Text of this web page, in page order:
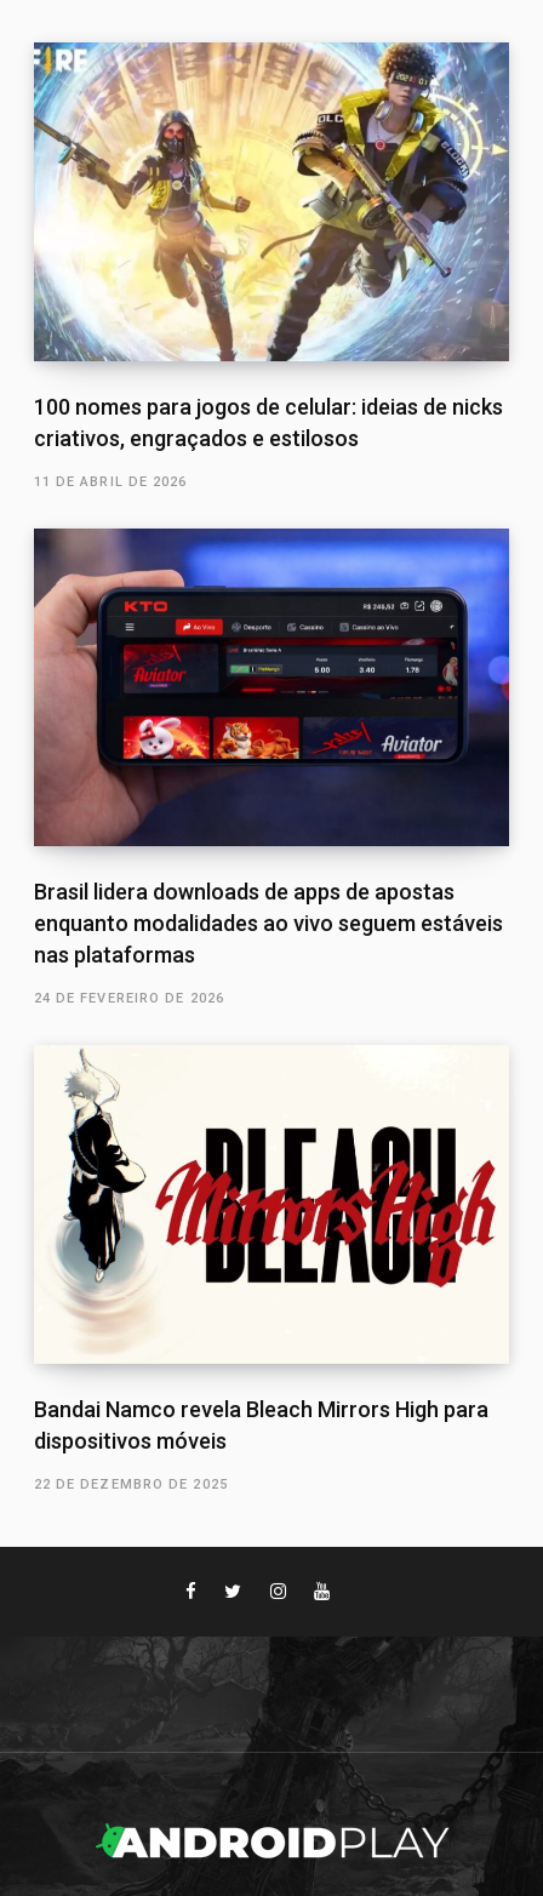
100 nomes para jogos de celular: ideias de nicks
criativos, engraçados e estilosos
11 DE ABRIL DE 2026
Brasil lidera downloads de apps de apostas
enquanto modalidades ao vivo seguem estáveis
nas plataformas
24 DE FEVEREIRO DE 2026
Bandai Namco revela Bleach Mirrors High para
dispositivos móveis
22 DE DEZEMBRO DE 2025